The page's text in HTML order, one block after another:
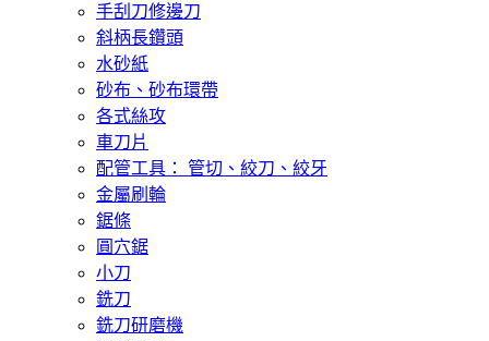
手刮刀修邊刀
斜柄長鑽頭
水砂紙
砂布、砂布環帶
各式絲攻
車刀片
配管工具： 管切、絞刀、絞牙
金屬刷輪
鋸條
圓穴鋸
小刀
銑刀
銑刀研磨機